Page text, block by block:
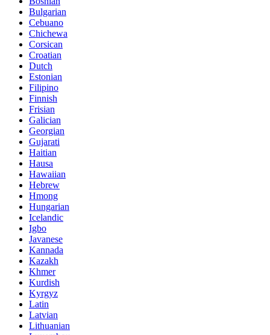
Bulgarian
Cebuano
Chichewa
Corsican
Croatian
Dutch
Estonian
Filipino
Finnish
Frisian
Galician
Georgian
Gujarati
Haitian
Hausa
Hawaiian
Hebrew
Hmong
Hungarian
Icelandic
Igbo
Javanese
Kannada
Kazakh
Khmer
Kurdish
Kyrgyz
Latin
Latvian
Lithuanian